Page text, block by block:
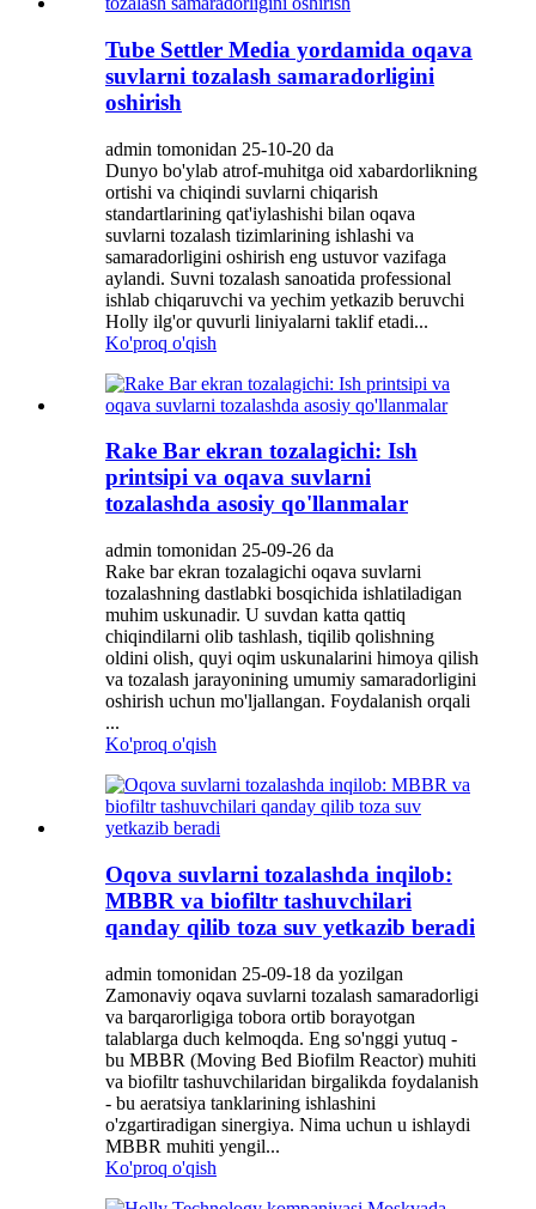
Tube Settler Media yordamida oqava
suvlarni tozalash samaradorligini
oshirish
admin tomonidan 25-10-20 da
Dunyo bo'ylab atrof-muhitga oid xabardorlikning
ortishi va chiqindi suvlarni chiqarish
standartlarining qat'iylashishi bilan oqava
suvlarni tozalash tizimlarining ishlashi va
samaradorligini oshirish eng ustuvor vazifaga
aylandi. Suvni tozalash sanoatida professional
ishlab chiqaruvchi va yechim yetkazib beruvchi
Holly ilg'or quvurli liniyalarni taklif etadi...
Ko'proq o'qish
Rake Bar ekran tozalagichi: Ish
printsipi va oqava suvlarni
tozalashda asosiy qo'llanmalar
admin tomonidan 25-09-26 da
Rake bar ekran tozalagichi oqava suvlarni
tozalashning dastlabki bosqichida ishlatiladigan
muhim uskunadir. U suvdan katta qattiq
chiqindilarni olib tashlash, tiqilib qolishning
oldini olish, quyi oqim uskunalarini himoya qilish
va tozalash jarayonining umumiy samaradorligini
oshirish uchun mo'ljallangan. Foydalanish orqali
...
Ko'proq o'qish
Oqova suvlarni tozalashda inqilob:
MBBR va biofiltr tashuvchilari
qanday qilib toza suv yetkazib beradi
admin tomonidan 25-09-18 da yozilgan
Zamonaviy oqava suvlarni tozalash samaradorligi
va barqarorligiga tobora ortib borayotgan
talablarga duch kelmoqda. Eng so'nggi yutuq -
bu MBBR (Moving Bed Biofilm Reactor) muhiti
va biofiltr tashuvchilaridan birgalikda foydalanish
- bu aeratsiya tanklarining ishlashini
o'zgartiradigan sinergiya. Nima uchun u ishlaydi
MBBR muhiti yengil...
Ko'proq o'qish